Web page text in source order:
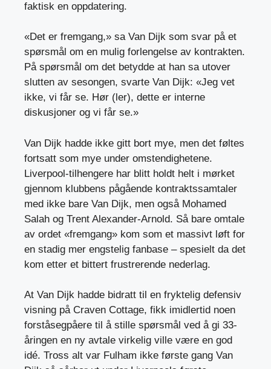
faktisk en oppdatering.
«Det er fremgang,» sa Van Dijk som svar på et
spørsmål om en mulig forlengelse av kontrakten.
På spørsmål om det betydde at han sa utover
slutten av sesongen, svarte Van Dijk: «Jeg vet
ikke, vi får se. Hør (ler), dette er interne
diskusjoner og vi får se.»
Van Dijk hadde ikke gitt bort mye, men det føltes
fortsatt som mye under omstendighetene.
Liverpool-tilhengere har blitt holdt helt i mørket
gjennom klubbens pågående kontraktssamtaler
med ikke bare Van Dijk, men også Mohamed
Salah og Trent Alexander-Arnold. Så bare omtale
av ordet «fremgang» kom som et massivt løft for
en stadig mer engstelig fanbase – spesielt da det
kom etter et bittert frustrerende nederlag.
At Van Dijk hadde bidratt til en fryktelig defensiv
visning på Craven Cottage, fikk imidlertid noen
forståsegpåere til å stille spørsmål ved å gi 33-
åringen en ny avtale virkelig ville være en god
idé. Tross alt var Fulham ikke første gang Van